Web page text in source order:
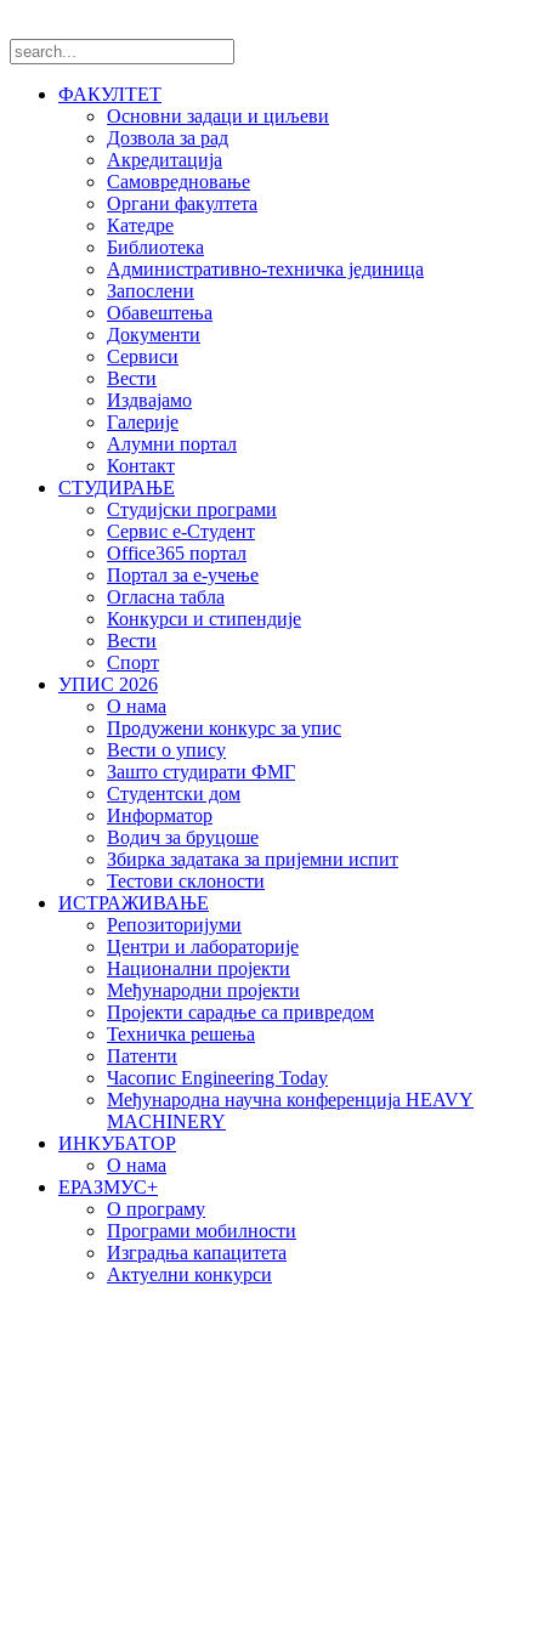
ФАКУЛТЕТ
Основни задаци и циљеви
Дозвола за рад
Акредитација
Самовредновање
Органи факултета
Катедре
Библиотека
Административно-техничка јединица
Запослени
Обавештења
Документи
Сервиси
Вести
Издвајамо
Галерије
Алумни портал
Контакт
СТУДИРАЊЕ
Студијски програми
Сервис е-Студент
Office365 портал
Портал за е-учење
Огласна табла
Конкурси и стипендије
Вести
Спорт
УПИС 2026
О нама
Продужени конкурс за упис
Вести о упису
Зашто студирати ФМГ
Студентски дом
Информатор
Водич за бруцоше
Збиркa задатака за пријемни испит
Тестови склоности
ИСТРАЖИВАЊЕ
Репозиторијуми
Центри и лабораторије
Национални пројекти
Међународни пројекти
Пројекти сарадње са привредом
Техничка решења
Патенти
Часопис Engineering Today
Међународна научна конференција HEAVY
MACHINERY
ИНКУБАТОР
О нама
EРАЗМУС+
О програму
Програми мобилности
Изградња капацитета
Актуелни конкурси